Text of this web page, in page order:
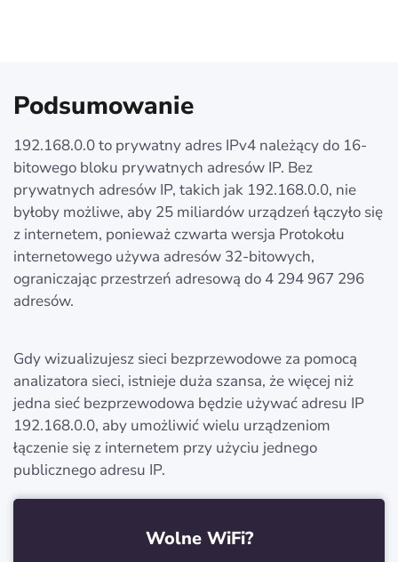
Podsumowanie
192.168.0.0 to prywatny adres IPv4 należący do 16-
bitowego bloku prywatnych adresów IP. Bez
prywatnych adresów IP, takich jak 192.168.0.0, nie
byłoby możliwe, aby 25 miliardów urządzeń łączyło się
z internetem, ponieważ czwarta wersja Protokołu
internetowego używa adresów 32-bitowych,
ograniczając przestrzeń adresową do 4 294 967 296
adresów.
Gdy wizualizujesz sieci bezprzewodowe za pomocą
analizatora sieci, istnieje duża szansa, że więcej niż
jedna sieć bezprzewodowa będzie używać adresu IP
192.168.0.0, aby umożliwić wielu urządzeniom
łączenie się z internetem przy użyciu jednego
publicznego adresu IP.
Wolne WiFi?